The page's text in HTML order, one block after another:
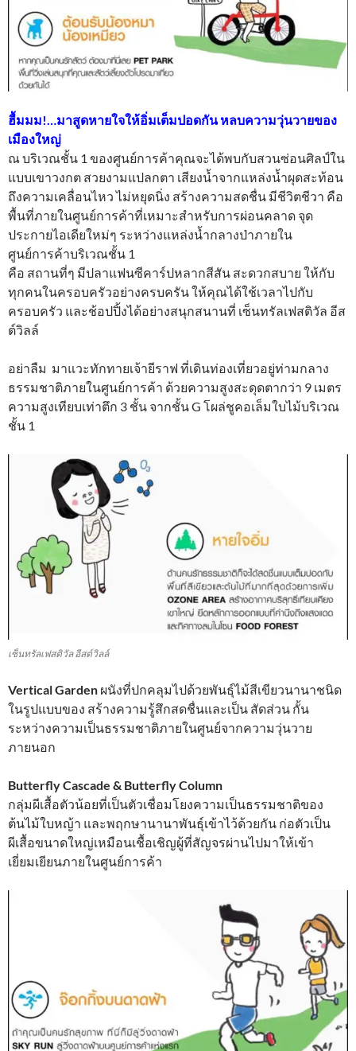
ฮื้มมม!…มาสูดหายใจให้อิ่มเต็มปอดกัน หลบความวุ่นวายของ
เมืองใหญ่
ณ บริเวณชั้น 1 ของศูนย์การค้าคุณจะได้พบกับสวนซ่อนศิลป์ใน
แบบเขาวงกต สวยงามแปลกตา เสียงน้ำจากแหล่งน้ำผุดสะท้อน
ถึงความเคลื่อนไหว ไม่หยุดนิ่ง สร้างความสดชื่น มีชีวิตชีวา คือ
พื้นที่ภายในศูนย์การค้าที่เหมาะสำหรับการผ่อนคลาด จุด
ประกายไอเดียใหม่ๆ ระหว่างแหล่งน้ำกลางป่าภายใน
ศูนย์การค้าบริเวณชั้น 1
คือ สถานที่ๆ มีปลาแฟนซีคาร์ปหลากสีสัน สะดวกสบาย ให้กับ
ทุกคนในครอบครัวอย่างครบครัน ให้คุณได้ใช้เวลาไปกับ
ครอบครัว และช้อปปิ้งได้อย่างสนุกสนานที่ เซ็นทรัลเฟสติวัล อีส
ต์วิลล์
อย่าลืม มาแวะทักทายเจ้ายีราฟ ที่เดินท่องเที่ยวอยู่ท่ามกลาง
ธรรมชาติภายในศูนย์การค้า ด้วยความสูงสะดุดตากว่า 9 เมตร
ความสูงเทียบเท่าตึก 3 ชั้น จากชั้น G โผล่ชูคอเล็มใบไม้บริเวณ
ชั้น 1
เซ็นทรัลเฟสติวัล อีสต์วิลล์
Vertical Garden ผนังที่ปกคลุมไปด้วยพันธุ์ไม้สีเขียวนานาชนิด
ในรูปแบบของ สร้างความรู้สึกสดชื่นและเป็น สัดส่วน กั้น
ระหว่างความเป็นธรรมชาติภายในศูนย์จากความวุ่นวาย
ภายนอก
Butterfly Cascade & Butterfly Column
กลุ่มผีเสื้อตัวน้อยที่เป็นตัวเชื่อมโยงความเป็นธรรมชาติของ
ต้นไม้ใบหญ้า และพฤกษานานาพันธุ์เข้าไว้ด้วยกัน ก่อตัวเป็น
ผีเสื้อขนาดใหญ่เหมือนเชื้อเชิญผู้ที่สัญจรผ่านไปมาให้เข้า
เยี่ยมเยียนภายในศูนย์การค้า